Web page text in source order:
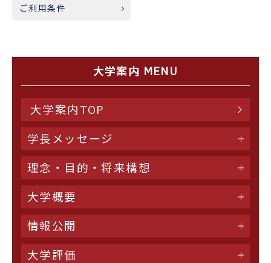
ご利用条件
大学案内 MENU
大学案内TOP
学長メッセージ
理念・目的・将来構想
大学概要
情報公開
大学評価